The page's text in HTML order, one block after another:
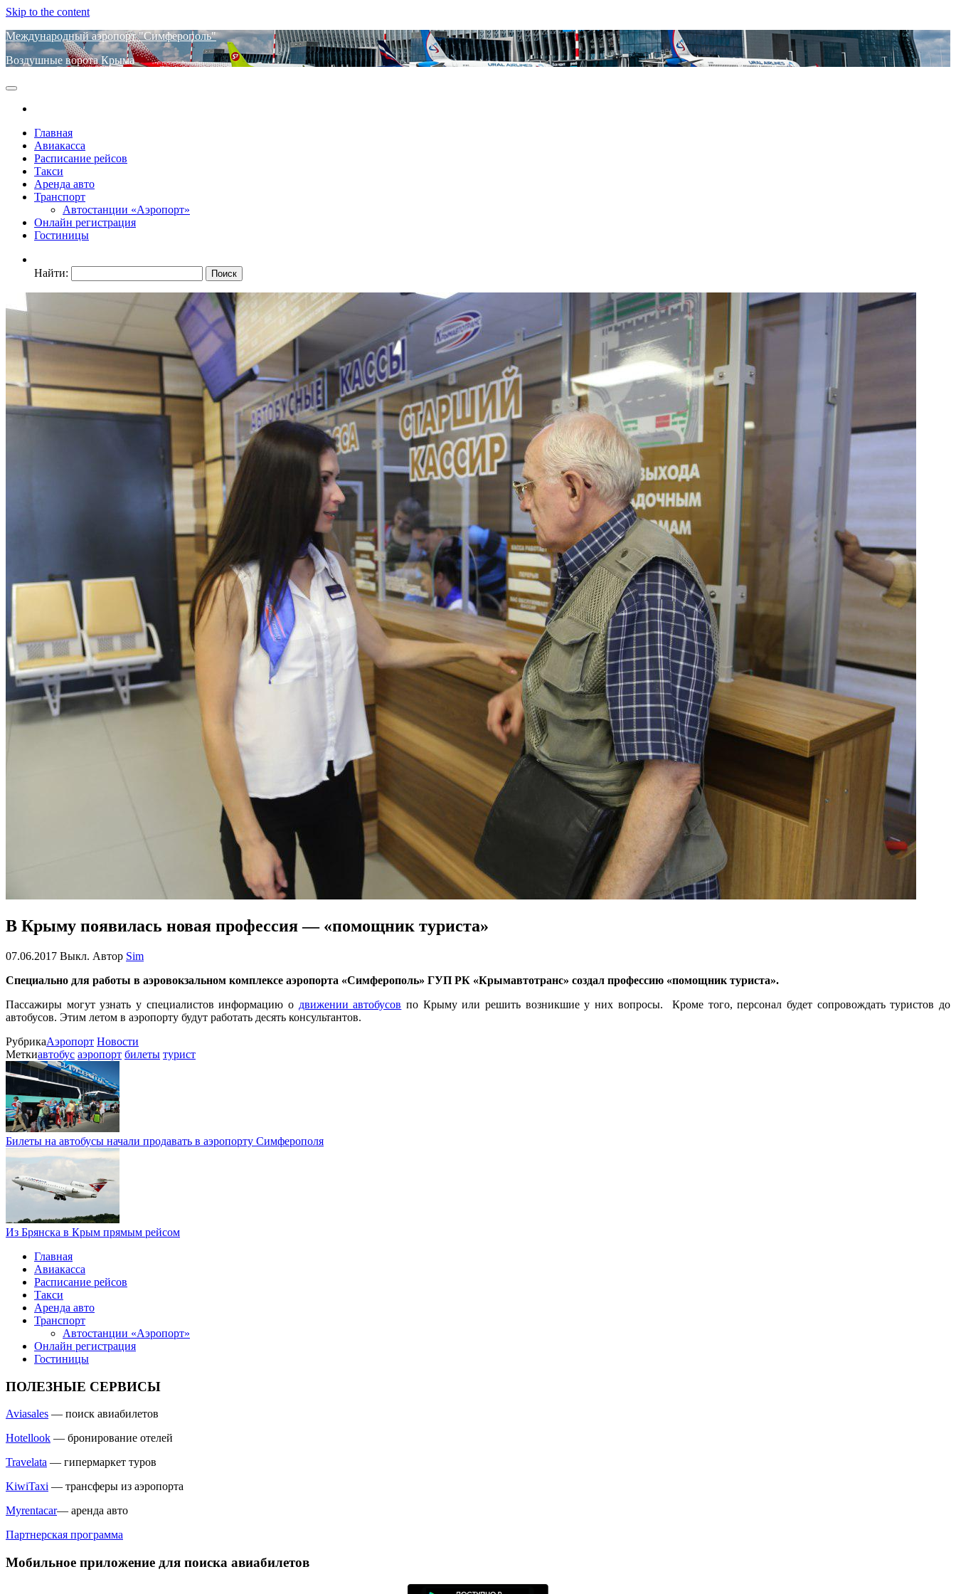
Skip to the content
Международный аэропорт "Симферополь"
Воздушные ворота Крыма
Главная
Авиакасса
Расписание рейсов
Такси
Аренда авто
Транспорт
Автостанции «Аэропорт»
Онлайн регистрация
Гостиницы
Найти:
В Крыму появилась новая профессия — «помощник туриста»
07.06.2017 Выкл. Автор Sim
Специально для работы в аэровокзальном комплексе аэропорта «Симферополь» ГУП РК «Крымавтотранс» создал профессию «помощник туриста».
Пассажиры могут узнать у специалистов информацию о движении автобусов по Крыму или решить возникшие у них вопросы. Кроме того, персонал будет сопровождать туристов до
автобусов. Этим летом в аэропорту будут работать десять консультантов.
РубрикаАэропорт Новости
Меткиавтобус аэропорт билеты турист
Билеты на автобусы начали продавать в аэропорту Симферополя
Из Брянска в Крым прямым рейсом
Главная
Авиакасса
Расписание рейсов
Такси
Аренда авто
Транспорт
Автостанции «Аэропорт»
Онлайн регистрация
Гостиницы
ПОЛЕЗНЫЕ СЕРВИСЫ
Aviasales — поиск авиабилетов
Hotellook — бронирование отелей
Travelata — гипермаркет туров
KiwiTaxi — трансферы из аэропорта
Myrentacar— аренда авто
Партнерская программа
Мобильное приложение для поиска авиабилетов